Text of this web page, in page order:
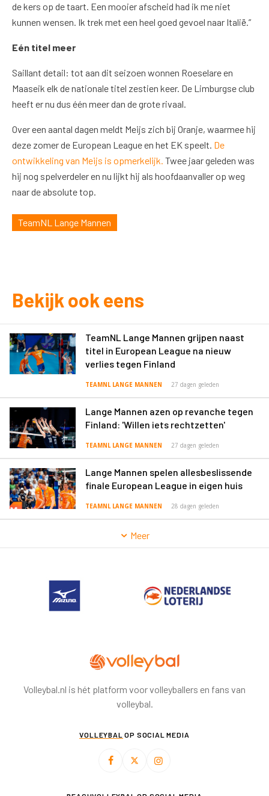
de kers op de taart. Een mooier afscheid had ik me niet
kunnen wensen. Ik trek met een heel goed gevoel naar Italië.”
Eén titel meer
Saillant detail: tot aan dit seizoen wonnen Roeselare en
Maaseik elk de nationale titel zestien keer. De Limburgse club
heeft er nu dus één meer dan de grote rivaal.
Over een aantal dagen meldt Meijs zich bij Oranje, waarmee hij
deze zomer de European League en het EK speelt. De
ontwikkeling van Meijs is opmerkelijk. Twee jaar geleden was
hij nog spelverdeler en nu lijkt hij als hoofdaanvaller op weg
naar de absolute top.
TeamNL Lange Mannen
Bekijk ook eens
TeamNL Lange Mannen grijpen naast
titel in European League na nieuw
verlies tegen Finland
TEAMNL LANGE MANNEN 27 dagen geleden
Lange Mannen azen op revanche tegen
Finland: 'Willen iets rechtzetten'
TEAMNL LANGE MANNEN 27 dagen geleden
Lange Mannen spelen allesbeslissende
finale European League in eigen huis
TEAMNL LANGE MANNEN 28 dagen geleden
Meer
Volleybal.nl is hét platform voor volleyballers en fans van
volleybal.
VOLLEYBAL OP SOCIAL MEDIA